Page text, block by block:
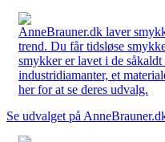
AnneBrauner.dk laver
trend. Du får tidsløse
smykker er lavet i de
industridiamanter, et
her for at se deres udvalg.
Se udvalget på